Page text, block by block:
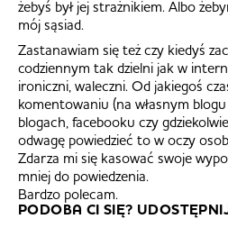
żebyś był jej strażnikiem. Albo
mój sąsiad.
Zastanawiam się też czy kiedyś
codziennym tak dzielni jak w
ironiczni, waleczni. Od jakiegoś
komentowaniu (na własnym
blogach, facebooku czy
odwagę powiedzieć to w oczy
Zdarza mi się kasować swoje
mniej do powiedzenia.
Bardzo polecam.
PODOBA CI SIĘ?